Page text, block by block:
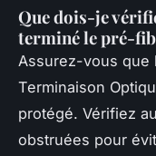
Que dois-je
terminé le pré-
Assurez-vous que
Terminaison
protégé. Vérifiez
obstruées pour